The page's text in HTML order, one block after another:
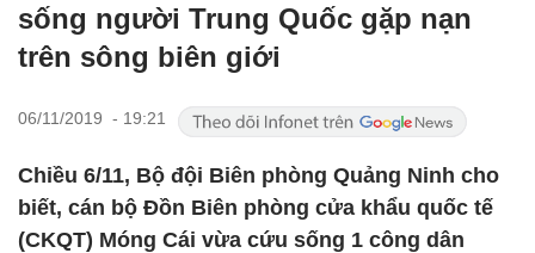
sống người Trung Quốc gặp nạn
trên sông biên giới
06/11/2019 - 19:21
Chiều 6/11, Bộ đội Biên phòng Quảng Ninh cho
biết, cán bộ Đồn Biên phòng cửa khẩu quốc tế
(CKQT) Móng Cái vừa cứu sống 1 công dân